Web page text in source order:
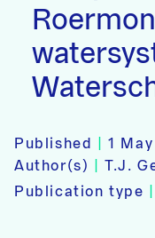
Published |1
Author(s)
|T.J.
Publication type